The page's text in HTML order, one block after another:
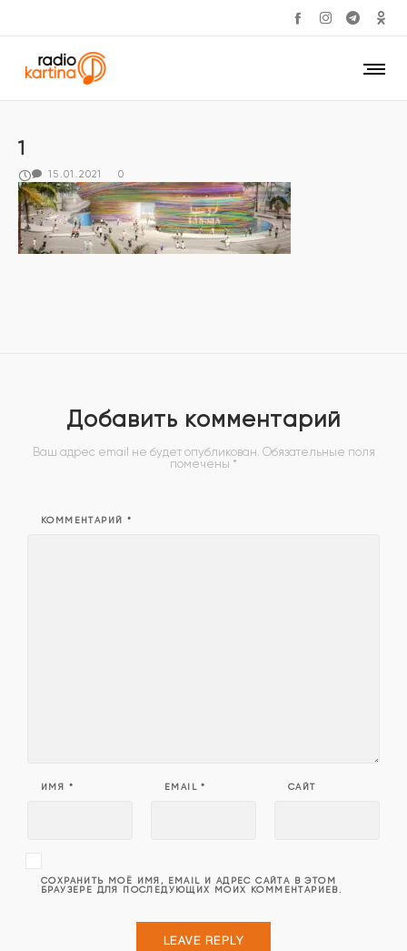
1
15.01.2021 0
Добавить комментарий
Ваш адрес email не будет опубликован. Обязательные поля
помечены *
КОММЕНТАРИЙ *
ИМЯ * EMAIL* САЙТ
СОХРАНИТЬ МОЁ ИМЯ, EMAIL И АДРЕС САЙТА В ЭТОМ
БРАУЗЕРЕ ДЛЯ ПОСЛЕДУЮЩИХ МОИХ КОММЕНТАРИЕВ.